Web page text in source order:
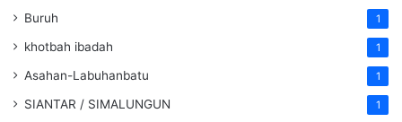
Buruh 1
khotbah ibadah 1
Asahan-Labuhanbatu 1
SIANTAR / SIMALUNGUN 1